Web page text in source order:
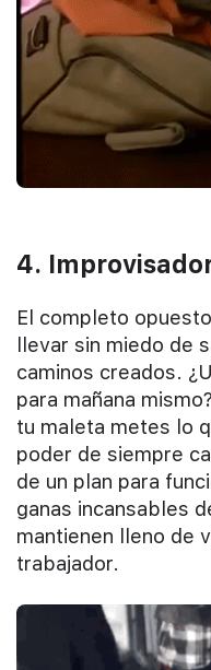
4.
El completo
llevar sin miedo de
caminos creados.
para mañana
tu maleta metes lo
poder de siempre
de un plan para
ganas incansables
mantienen lleno de
trabajador.